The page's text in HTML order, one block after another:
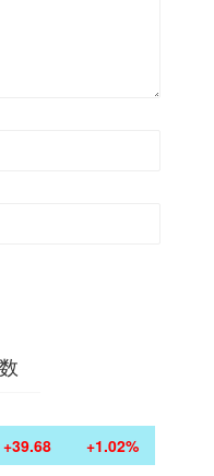
+39.68 +1.02%